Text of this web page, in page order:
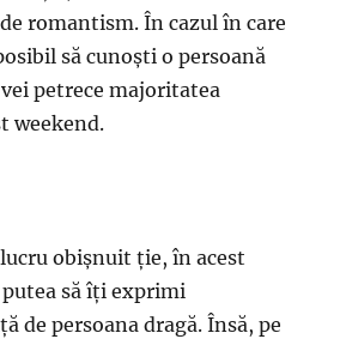
romantism. În cazul în care
să cunoști o persoană
vei petrece majoritatea
weekend.
obișnuit ție, în acest
să îți exprimi
de persoana dragă. Însă, pe